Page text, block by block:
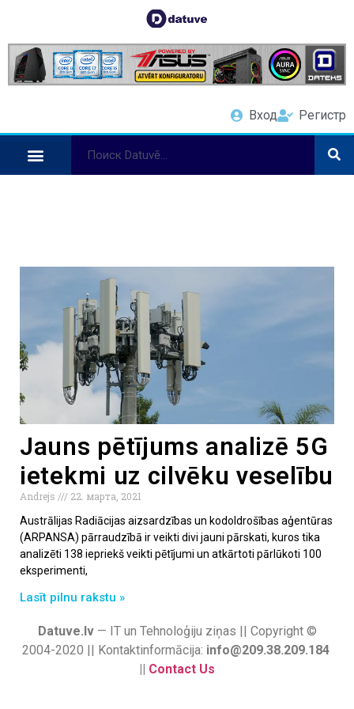
Вход Регистр
Jauns pētījums analizē 5G
ietekmi uz cilvēku veselību
Andrejs
22. марта, 2021
Austrālijas Radiācijas aizsardzības un kodoldrošības aģentūras
(ARPANSA) pārraudzībā ir veikti divi jauni pārskati, kuros tika
analizēti 138 iepriekš veikti pētījumi un atkārtoti pārlūkoti 100
eksperimenti,
Lasīt pilnu rakstu »
Datuve.lv— IT un Tehnoloģiju ziņas || Copyright ©
2004-2020 || Kontaktinformācija: info@209.38.209.184
|| Contact Us